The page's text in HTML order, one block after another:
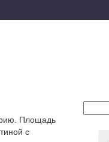
Площадь
с